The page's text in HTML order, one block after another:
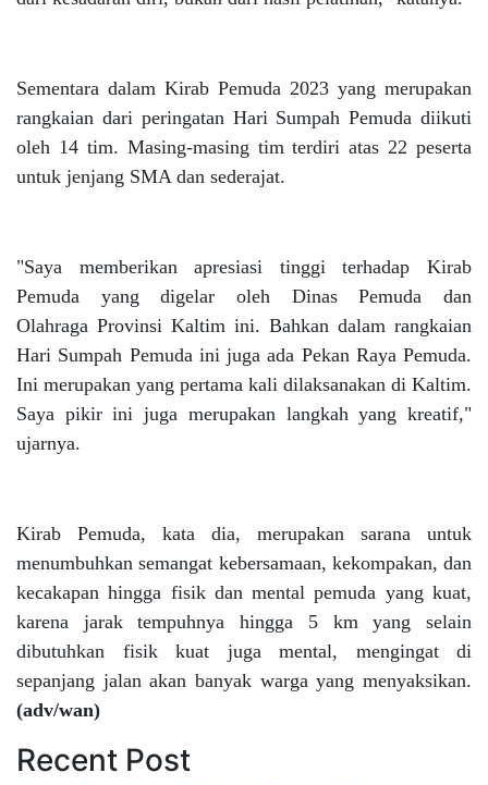
Sementara dalam Kirab Pemuda 2023 yang merupakan
rangkaian dari peringatan Hari Sumpah Pemuda diikuti
oleh 14 tim. Masing-masing tim terdiri atas 22 peserta
untuk jenjang SMA dan sederajat.
"Saya memberikan apresiasi tinggi terhadap Kirab
Pemuda yang digelar oleh Dinas Pemuda dan
Olahraga Provinsi Kaltim ini. Bahkan dalam rangkaian
Hari Sumpah Pemuda ini juga ada Pekan Raya Pemuda.
Ini merupakan yang pertama kali dilaksanakan di Kaltim.
Saya pikir ini juga merupakan langkah yang kreatif,"
ujarnya.
Kirab Pemuda, kata dia, merupakan sarana untuk
menumbuhkan semangat kebersamaan, kekompakan, dan
kecakapan hingga fisik dan mental pemuda yang kuat,
karena jarak tempuhnya hingga 5 km yang selain
dibutuhkan fisik kuat juga mental, mengingat di
sepanjang jalan akan banyak warga yang menyaksikan.
(adv/wan)
Recent Post